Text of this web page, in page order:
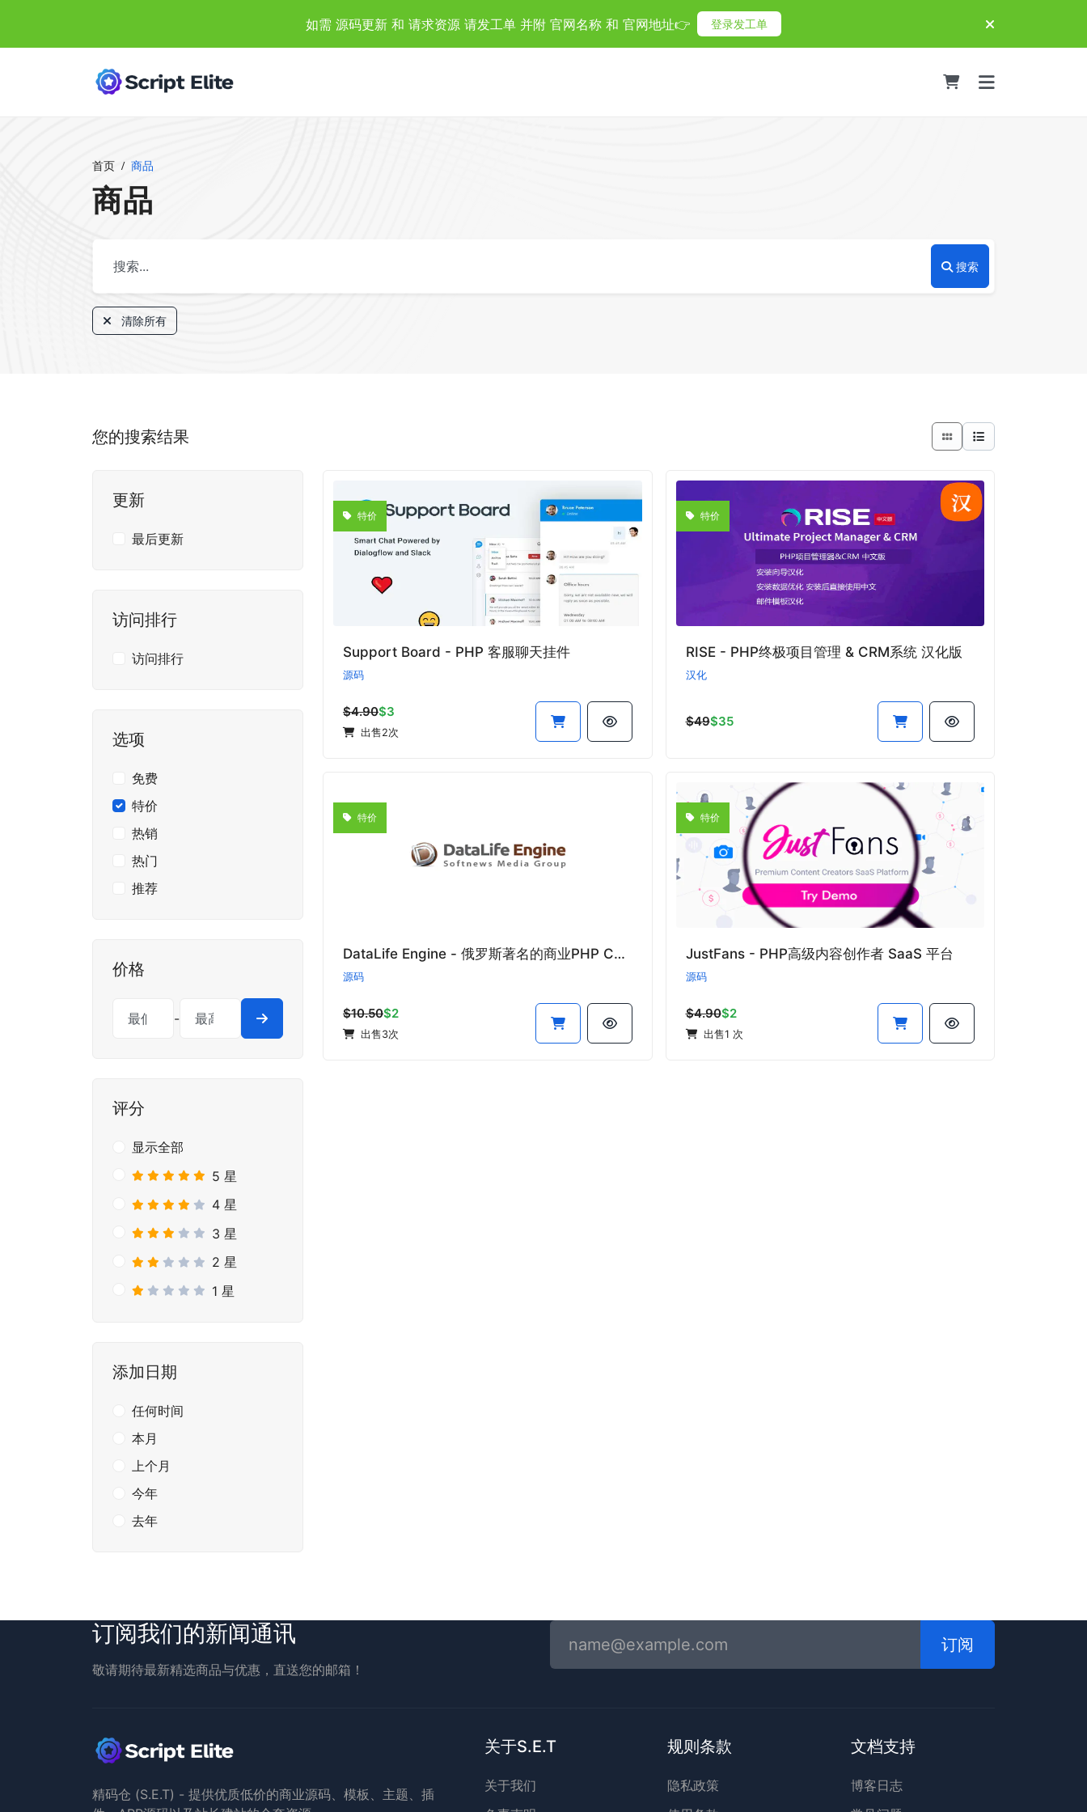
如需 源码更新 和 请求资源 请发工单 并附 官网名称 和 官网地址👉 登录发工单
首页 商品
商品
搜索
清除所有
您的搜索结果
更新
最后更新
访问排行
访问排行
选项
免费
特价
热销
热门
推荐
价格
-
评分
显示全部
5 星
4 星
3 星
2 星
1 星
添加日期
任何时间
本月
上个月
今年
去年
特价
Support Board - PHP 客服聊天挂件
源码
$4.90$3
出售2次
特价
RISE - PHP终极项目管理 & CRM系统 汉化版
汉化
$49$35
特价
DataLife Engine - 俄罗斯著名的商业PHP CMS
源码
$10.50$2
出售3次
特价
JustFans - PHP高级内容创作者 SaaS 平台
源码
$4.90$2
出售1 次
订阅我们的新闻通讯
敬请期待最新精选商品与优惠，直送您的邮箱！
订阅
精码仓 (S.E.T) - 提供优质低价的商业源码、模板、主题、插
关于S.E.T
关于我们
规则条款
隐私政策
文档支持
博客日志